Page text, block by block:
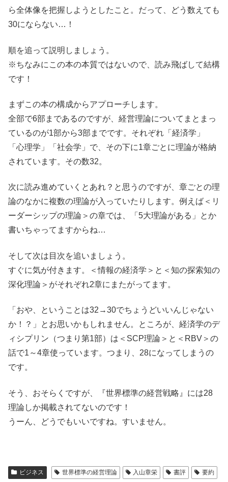
ら全体像を把握しようとしたこと。だって、どう数えても
30にならない…！
順を追って説明しましょう。
※ちなみにこの本の本質ではないので、読み飛ばして結構
です！
まずこの本の構成からアプローチします。
全部で6部まであるのですが、経営理論についてまとまっ
ているのが1部から3部までです。それぞれ「経済学」
「心理学」「社会学」で、その下に1章ごとに理論が格納
されています。その数32。
次に読み進めていくとあれ？と思うのですが、章ごとの理
論のなかに複数の理論が入っていたりします。例えば＜リ
ーダーシップの理論＞の章では、「5大理論がある」とか
書いちゃってますからね…
そして次は目次を追いましょう。
すぐに気が付きます。＜情報の経済学＞と＜知の探索知の
深化理論＞がそれぞれ2章にまたがってます。
「おや、ということは32→30でちょうどいいんじゃない
か！？」とお思いかもしれません。ところが、経済学のデ
ィシプリン（つまり第1部）は＜SCP理論＞と＜RBV＞の
話で1～4章使っています。つまり、28になってしまうの
です。
そう、おそらくですが、『世界標準の経営戦略』には28
理論しか掲載されてないのです！
うーん、どうでもいいですね。すいません。
ビジネス 世界標準の経営理論 入山章栄 書評 要約